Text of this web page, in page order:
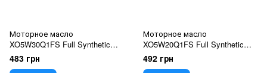
Моторное масло
XO5W30Q1FS Full Synthetic
5W-30 0,946 л
483 грн
Моторное масло
XO5W20Q1FS Full Synthetic
5W-20 0,946 л
492 грн